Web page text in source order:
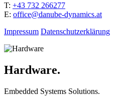
T: +43 732 266277
E: office@danube-dynamics.at
Impressum Datenschutzerklärung
Hardware.
Embedded Systems Solutions.